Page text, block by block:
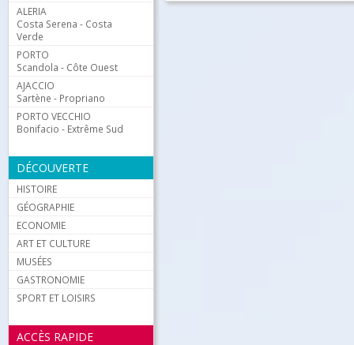
ALERIA
Costa Serena - Costa
Verde
PORTO
Scandola - Côte Ouest
AJACCIO
Sartène - Propriano
PORTO VECCHIO
Bonifacio - Extrême Sud
DÉCOUVERTE
HISTOIRE
GÉOGRAPHIE
ECONOMIE
ART ET CULTURE
MUSÉES
GASTRONOMIE
SPORT ET LOISIRS
ACCÈS RAPIDE